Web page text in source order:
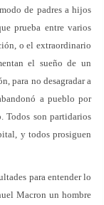
de padres a hijos
prueba entre varios
o el extraordinario
el sueño de un
para no desagradar a
a pueblo por
Todos son partidarios
y todos prosiguen
para entender lo
Macron un hombre